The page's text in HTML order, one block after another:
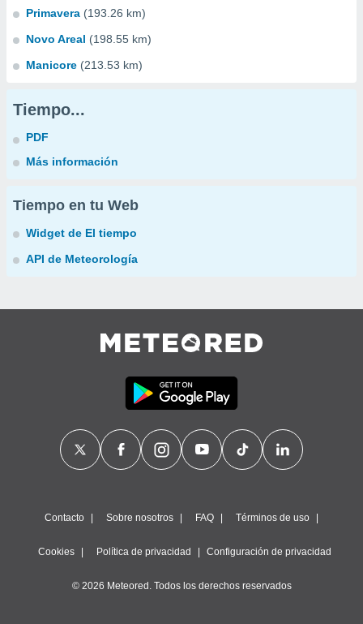
Primavera (193.26 km)
Novo Areal (198.55 km)
Manicore (213.53 km)
Tiempo...
PDF
Más información
Tiempo en tu Web
Widget de El tiempo
API de Meteorología
Contacto Sobre nosotros FAQ Términos de uso
Cookies Política de privacidad Configuración de privacidad
© 2026 Meteored. Todos los derechos reservados